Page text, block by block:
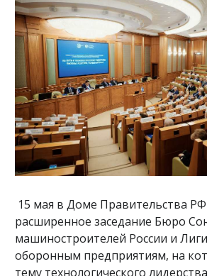
15 мая в Доме Правительства РФ
расширенное заседание Бюро
машиностроителей России и
оборонным предприятиям, на
тему технологического